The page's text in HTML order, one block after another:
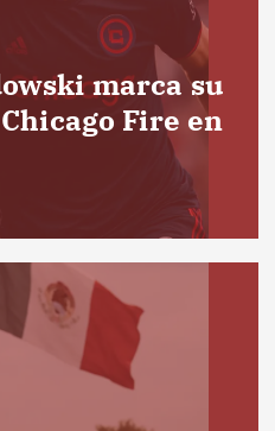
marca su
Fire en